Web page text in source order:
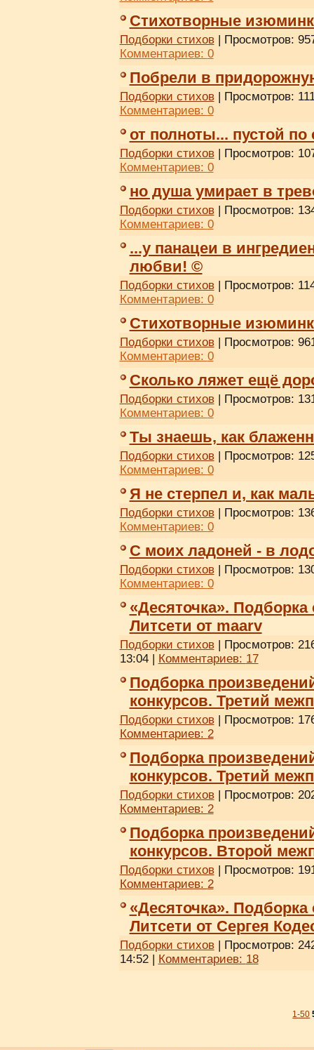
Стихотворные
Подборки стихов| Просмотров:
Комментариев: 0
Побрели в
Подборки стихов| Просмотров:
Комментариев: 0
от полноты... пустой
Подборки стихов| Просмотров:
Комментариев: 0
но душа умирает в
Подборки стихов| Просмотров:
Комментариев: 0
...у панацеи в
любви! ©
Подборки стихов| Просмотров:
Комментариев: 0
Стихотворные
Подборки стихов| Просмотров:
Комментариев: 0
Сколько ляжет ещё
Подборки стихов| Просмотров:
Комментариев: 0
Ты знаешь, как
Подборки стихов| Просмотров:
Комментариев: 0
Я не стерпел и, как
Подборки стихов| Просмотров:
Комментариев: 0
С моих ладоней - в
Подборки стихов| Просмотров:
Комментариев: 0
«Десяточка».
Литсети от maarv
Подборки стихов| Просмотров:
13:04| Комментариев: 17
Подборка
конкурсов. Третий
Подборки стихов| Просмотров:
Комментариев: 2
Подборка
конкурсов. Третий
Подборки стихов| Просмотров:
Комментариев: 2
Подборка
конкурсов. Второй
Подборки стихов| Просмотров:
Комментариев: 2
«Десяточка».
Литсети от Сергея
Подборки стихов| Просмотров:
14:52| Комментариев: 18
1-50